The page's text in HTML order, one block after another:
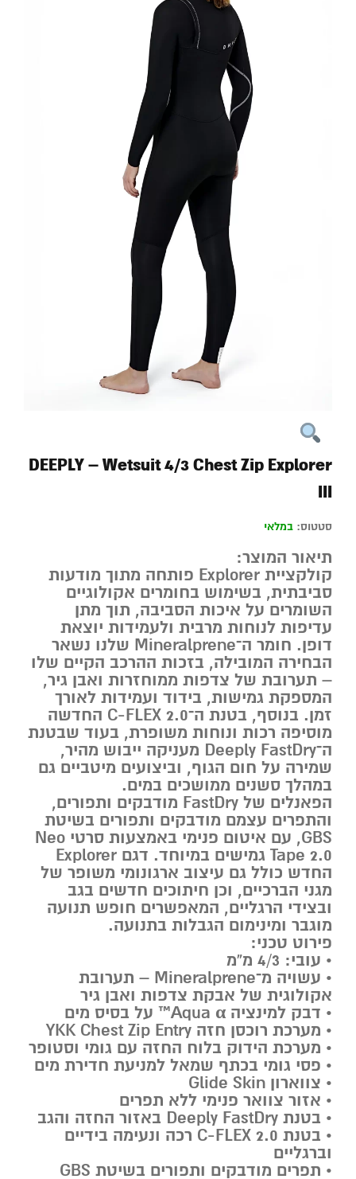
DEEPLY – Wetsuit 4/3 Chest Zip Explorer
III
סטטוס: במלאי
תיאור המוצר:
קולקציית Explorer פותחה מתוך מודעות
סביבתית, בשימוש בחומרים אקולוגיים
השומרים על איכות הסביבה, תוך מתן
עדיפות לנוחות מרבית ולעמידות יוצאת
דופן. חומר ה־Mineralprene שלנו נשאר
הבחירה המובילה, בזכות ההרכב הקיים שלו
– תערובת של צדפות ממוחזרות ואבן גיר,
המספקת גמישות, בידוד ועמידות לאורך
זמן. בנוסף, בטנת ה־C-FLEX 2.0 החדשה
מוסיפה רכות ונוחות משופרת, בעוד שבטנת
ה־Deeply FastDry מעניקה ייבוש מהיר,
שמירה על חום הגוף, וביצועים מיטביים גם
במהלך סשנים ממושכים במים.
הפאנלים של FastDry מודבקים ותפורים,
והתפרים עצמם מודבקים ותפורים בשיטת
GBS, עם איטום פנימי באמצעות סרטי Neo
Tape 2.0
גמישים במיוחד. דגם Explorer
החדש כולל גם עיצוב ארגונומי משופר של
מגני הברכיים, וכן חיתוכים חדשים בגב
ובצידי הרגליים, המאפשרים חופש תנועה
מוגבר ומינימום הגבלות בתנועה.
פירוט טכני:
• עובי: 4/3 מ”מ
• עשויה מ־Mineralprene – תערובת
אקולוגית של אבקת צדפות ואבן גיר
• דבק למינציה Aqua α™
על בסיס מים
• מערכת רוכסן חזה YKK Chest Zip Entry
• מערכת הידוק בלוח החזה עם גומי וסטופר
• פסי גומי בכתף שמאל למניעת חדירת מים
• צווארון Glide Skin
• אזור צוואר פנימי ללא תפרים
• בטנת Deeply FastDry באזור החזה והגב
• בטנת C-FLEX 2.0 רכה ונעימה בידיים
וברגליים
• תפרים מודבקים ותפורים בשיטת GBS